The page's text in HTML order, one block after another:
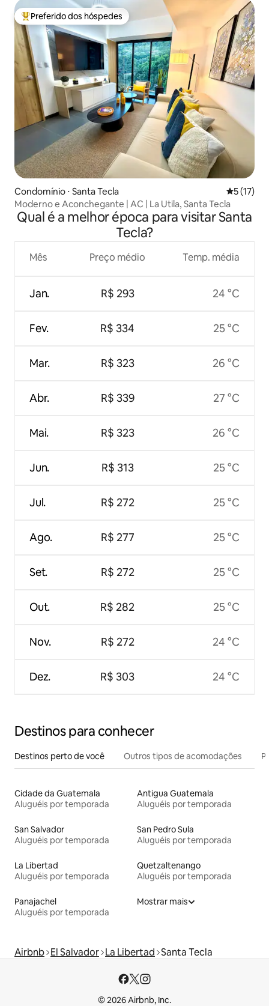
Entre os melhores preferidos dos hóspedes
Preferido dos hóspedes
Condomínio ⋅ Santa Tecla 5 de uma
5 (17)
Moderno e Aconchegante | AC | La Utila, Santa Tecla
Qual é a melhor época para visitar Santa
Tecla?
Mês
Jan.
Fev.
Mar.
Abr.
Mai.
Jun.
Jul.
Ago.
Set.
Out.
Nov.
Dez.
Preço médio
R$ 293
R$ 334
R$ 323
R$ 339
R$ 323
R$ 313
R$ 272
R$ 277
R$ 272
R$ 282
R$ 272
R$ 303
Temp. média
24 °C
25 °C
26 °C
27 °C
26 °C
25 °C
25 °C
25 °C
25 °C
25 °C
24 °C
24 °C
Destinos para conhecer
Destinos perto de você Outros tipos de acomodações
Cidade da Guatemala
Aluguéis por temporada
Antigua Guatemala
Aluguéis por temporada
San Salvador
Aluguéis por temporada
San Pedro Sula
Aluguéis por temporada
La Libertad
Aluguéis por temporada
Quetzaltenango
Aluguéis por temporada
Panajachel
Aluguéis por temporada
Mostrar mais
Airbnb El Salvador La Libertad Santa Tecla
© 2026 Airbnb, Inc.